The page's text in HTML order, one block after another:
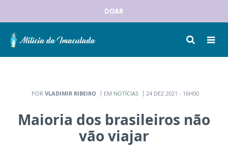
DOAR
POR VLADIMIR RIBEIRO EM NOTÍCIAS 24 DEZ 2021 - 16H00
Maioria dos brasileiros não
vão viajar